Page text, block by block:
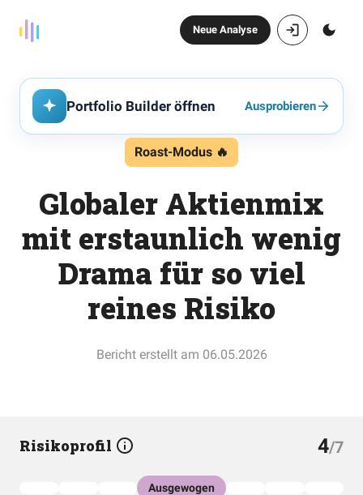
Neue Analyse
Portfolio Builder öffnen Ausprobieren
Roast-Modus 🔥
Globaler Aktienmix
mit erstaunlich wenig
Drama für so viel
reines Risiko
Bericht erstellt am 06.05.2026
Risikoprofil 4/7
Ausgewogen